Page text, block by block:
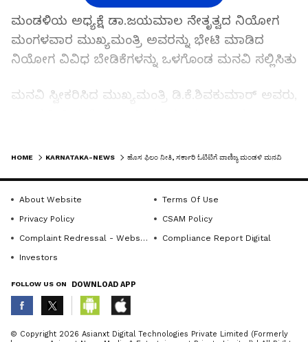
ಮಂಡಳಿಯ ಅಧ್ಯಕ್ಷೆ ಡಾ.ಜಯಮಾಲ ನೇತೃತ್ವದ ನಿಯೋಗ
ಮಂಗಳವಾರ ಮುಖ್ಯಮಂತ್ರಿ ಅವರನ್ನು ಭೇಟಿ ಮಾಡಿದ
ನಿಯೋಗ ವಿವಿಧ ಬೇಡಿಕೆಗಳನ್ನು ಒಳಗೊಂಡ ಮನವಿ ಸಲ್ಲಿಸಿತು
ಮನವಿ ಸ್ವೀಕರಿಸಿದ ಮುಖ್ಯಮಂತ್ರಿ ಡಿ.ಕೆ.ಶಿವಕುಮಾರ್‌ ಅವರು,
ನೀತಿ ತರಲು ಚರ್ಚೆ, ಸಹಾಯಧನ ಹೆಚ್ಚಳ, ಪ್ರಾಚ್ಯಾಗಾರ
ಆರಂಭಿಸಲು ಈ ವರ್ಷದ ಚಲನಚಿತ್ರ ಪ್ರಶಸ್ತಿ ಪ್ರಕ್ರಿಯೆ
ಪ್ರಾರಂಭಿಸಿಲು ಸೂಕ್ತ ಕ್ರಮ, ಚಿತ್ರನಗರಿ ನಿರ್ಮಾಣಕ್ಕೆ
ಘೋಷಣೆ ಮಾಡಿರುವ ಅನುದಾನ ಬಿಡುಗಡೆಯ ಬಗ್ಗೆ
ಹಣಕಾಸು ಇಲಾಖೆಯ ಎಸಿಎಸ್ ಅವರನ್ನು ಉಲ್ಲೇಖಿಸಿ ಈ
ಬಗ್ಗೆ ಕ್ರಮ ತೆಗೆದುಕೊಳ್ಳುವಂತೆ ತಿಳಿಸಿದರು.
ಬಿಡಿಎಯಿಂದ 5 ಎಕರೆ ಭೂಮಿ ನೀಡುವ ಕುರಿತು, ಯಾವ
ರೀತಿಯಲ್ಲಿ ಸರ್ಕಾರ ಸಹಾಯ ಮಾಡಬಹುದು ಎನ್ನುವ ಬಗ್ಗೆ
ತಿಳಿಸುವಂತೆ ಮುಖ್ಯಮಂತ್ರಿಯವರು ಸೂಚಿಸಿದ್ದಾರೆ‌.
ABOUT THE AUTHOR
HOME KARNATAKA-NEWS ಹೊಸ ಫಿಲಂ ನೀತಿ, ಸರ್ಕಾರಿ ಓಟಿಟಿಗೆ ವಾಣಿಜ್ಯ ಮಂಡಳಿ ಮನವಿ
About Website
Terms Of Use
Privacy Policy
CSAM Policy
Complaint Redressal - Website
Compliance Report Digital
Investors
FOLLOW US ON DOWNLOAD APP
© Copyright 2026 Asianxt Digital Technologies Private Limited (Formerly